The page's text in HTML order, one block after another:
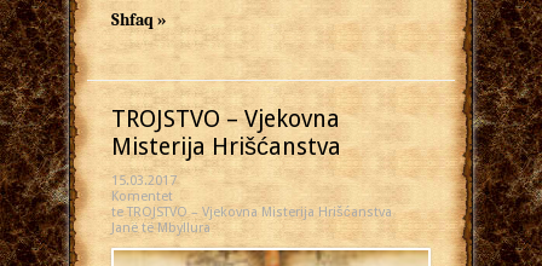
Shfaq »
TROJSTVO – Vjekovna
Misterija Hrišćanstva
15.03.2017
Komentet
te TROJSTVO – Vjekovna Misterija Hrišćanstva
Janë të Mbyllura